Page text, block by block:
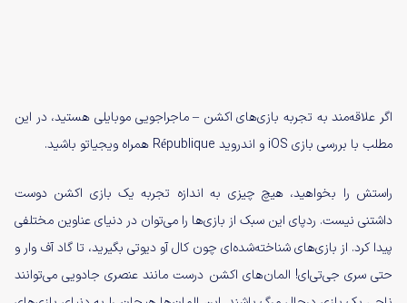
اگر علاقه‌مند به تجربه بازی‌های اکشن – ماجراجویی موبایلی هستید، در این
مطلب با بررسی بازی iOS و اندروید République همراه ویجیاتو باشید.
راستش را بخواهید، هیچ چیزی به اندازه تجربه یک بازی اکشن دوست
داشتنی نیست. ردپای این سبک از بازی‌ها را می‌توان در دنیای عناوین مختلفی
پیدا کرد. از بازی‌های شناخته‌شده‌ای چون کال آو دیوتی بگیرید، تا گاد آف وار و
حتی سری جی‌تی‌ای! المان‌های اکشن درست مانند عنصری جادویی می‌توانند